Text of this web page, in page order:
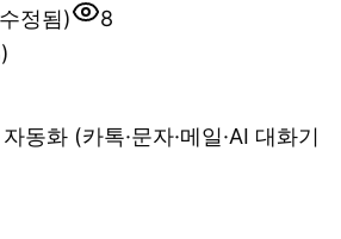
정됨)
8
동화 (카톡·문자·메일·AI 대화기